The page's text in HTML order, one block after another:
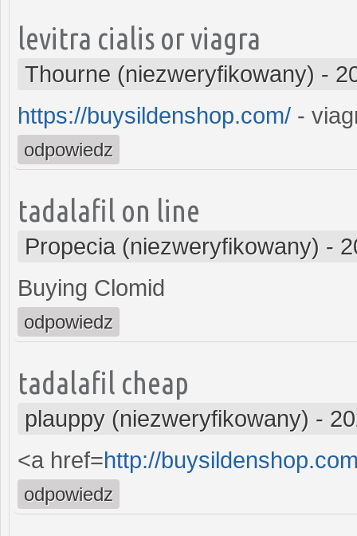
levitra cialis or viagra
Thourne (niezweryfikowany) -
https://buysildenshop.com/ -
odpowiedz
tadalafil on line
Propecia (niezweryfikowany) -
Buying Clomid
odpowiedz
tadalafil cheap
plauppy (niezweryfikowany) -
<a href=http://
odpowiedz